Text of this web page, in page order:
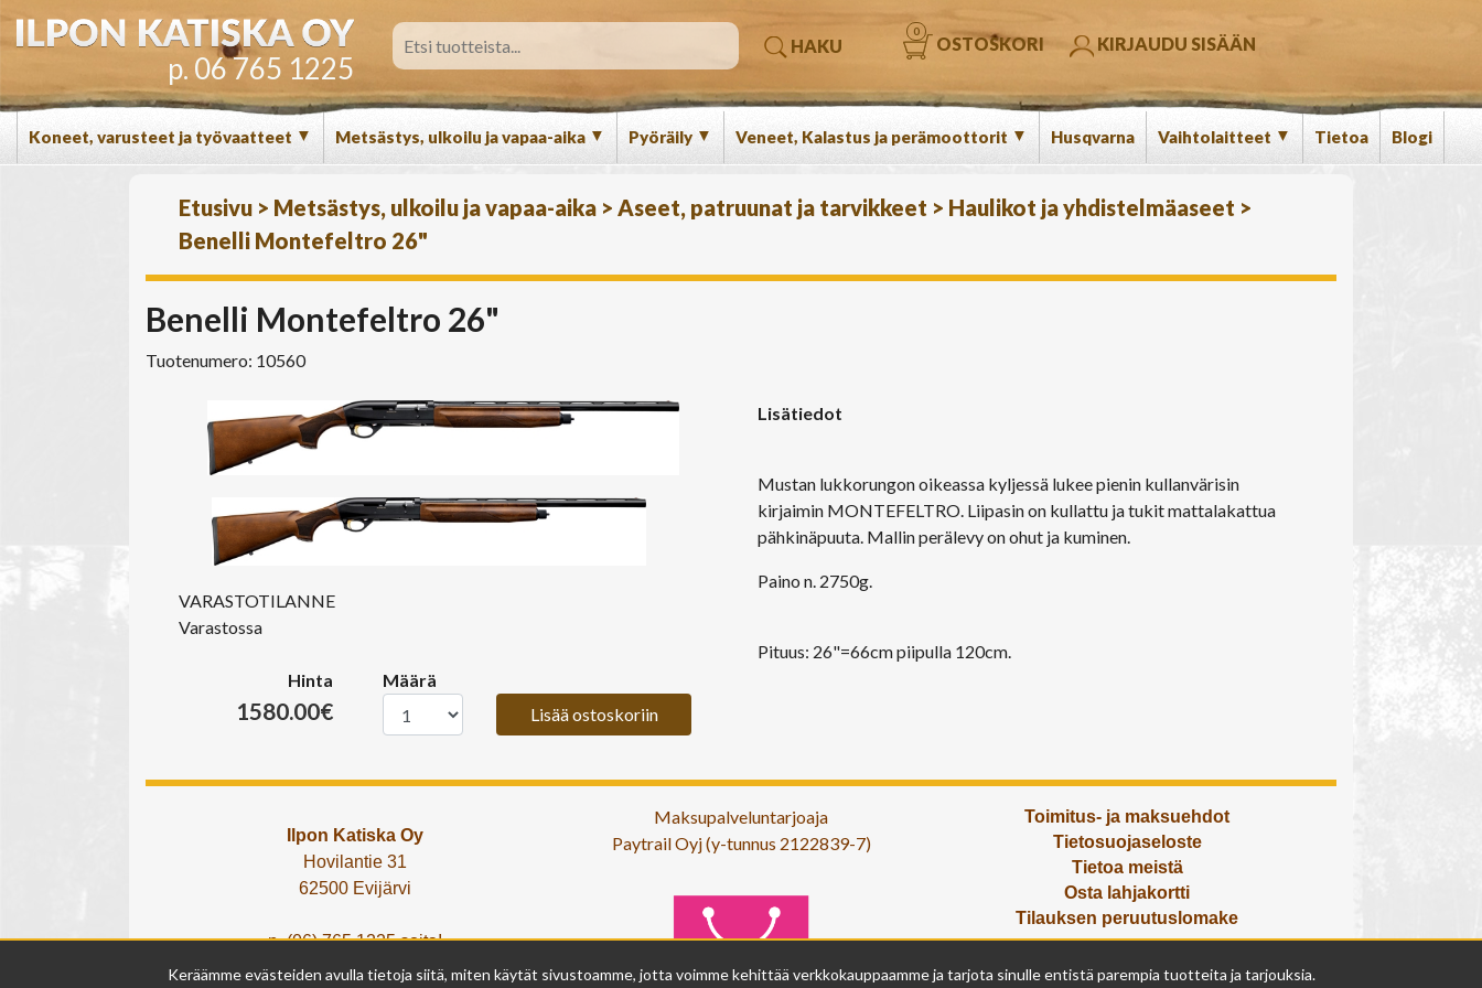
p. 06 765 1225
HAKU OSTOSKORI
0
KIRJAUDU SISÄÄN
Koneet, varusteet ja työvaatteet ▼ Metsästys, ulkoilu ja vapaa-aika ▼ Pyöräily ▼ Veneet, Kalastus ja perämoottorit ▼ Husqvarna Vaihtolaitteet ▼ Tietoa Blogi
Etusivu > Metsästys, ulkoilu ja vapaa-aika > Aseet, patruunat ja tarvikkeet > Haulikot ja yhdistelmäaseet >
Benelli Montefeltro 26"
Benelli Montefeltro 26"
Tuotenumero: 10560
VARASTOTILANNE
Varastossa
Hinta
1580.00€
Määrä
Lisää ostoskoriin
Lisätiedot
Mustan lukkorungon oikeassa kyljessä lukee pienin kullanvärisin
kirjaimin MONTEFELTRO. Liipasin on kullattu ja tukit mattalakattua
pähkinäpuuta. Mallin perälevy on ohut ja kuminen.
Paino n. 2750g.
Pituus: 26"=66cm piipulla 120cm.
Ilpon Katiska Oy
Hovilantie 31
62500 Evijärvi
p. (06) 765 1225 soita!
tai lähetä What's App viesti!
Maksupalveluntarjoaja
Paytrail Oyj (y-tunnus 2122839-7)
Toimitus- ja maksuehdot
Tietosuojaseloste
Tietoa meistä
Osta lahjakortti
Tilauksen peruutuslomake
Olemme avoinna
Keräämme evästeiden avulla tietoja siitä, miten käytät sivustoamme, jotta voimme kehittää verkkokauppaamme ja tarjota sinulle entistä parempia tuotteita ja tarjouksia.